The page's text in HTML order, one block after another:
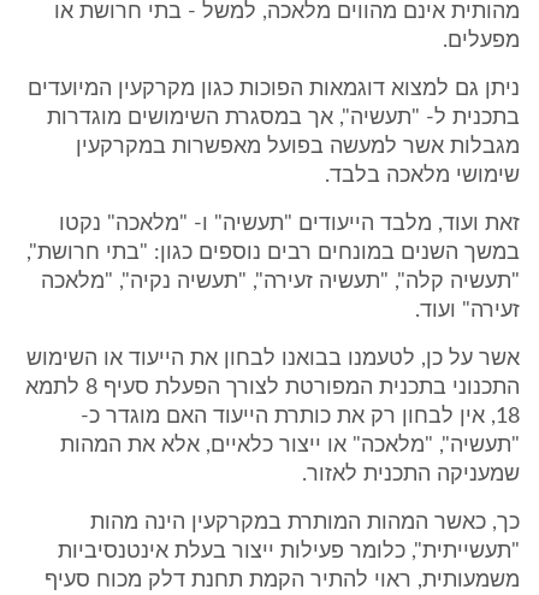
מהותית אינם מהווים מלאכה, למשל - בתי חרושת או
מפעלים.
ניתן גם למצוא דוגמאות הפוכות כגון מקרקעין המיועדים
בתכנית ל- "תעשיה", אך במסגרת השימושים מוגדרות
מגבלות אשר למעשה בפועל מאפשרות במקרקעין
שימושי מלאכה בלבד.
זאת ועוד, מלבד הייעודים "תעשיה" ו- "מלאכה" נקטו
במשך השנים במונחים רבים נוספים כגון: "בתי חרושת",
"תעשיה קלה", "תעשיה זעירה", "תעשיה נקיה", "מלאכה
זעירה" ועוד.
אשר על כן, לטעמנו בבואנו לבחון את הייעוד או השימוש
התכנוני בתכנית המפורטת לצורך הפעלת סעיף 8 לתמא
18, אין לבחון רק את כותרת הייעוד האם מוגדר כ-
"תעשיה", "מלאכה" או ייצור כלאיים, אלא את המהות
שמעניקה התכנית לאזור.
כך, כאשר המהות המותרת במקרקעין הינה מהות
"תעשייתית", כלומר פעילות ייצור בעלת אינטנסיביות
משמעותית, ראוי להתיר הקמת תחנת דלק מכוח סעיף